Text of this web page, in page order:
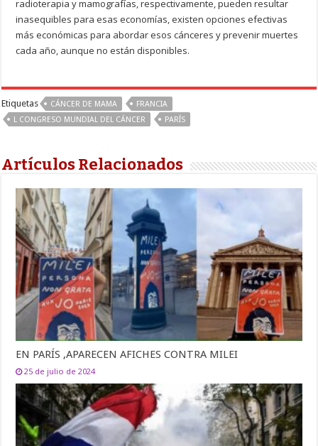
radioterapia y mamografías, respectivamente, pueden resultar
inasequibles para esas economías, existen opciones efectivas
más económicas para abordar esos cánceres y prevenir muertes
cada año, aunque no están disponibles.
Etiquetas CÁNCER DE MAMA
FRANCIA
L CONGRESO MUNDIAL DEL CÁNCER
PARÍS
Artículos Relacionados
EN PARÍS ,APARECEN AFICHES CONTRA MILEI
25 de julio de 2024